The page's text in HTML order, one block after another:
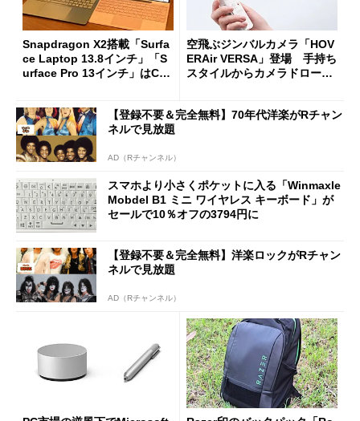
Snapdragon X2搭載「Surfa
ce Laptop 13.8インチ」「S
urface Pro 13インチ」はCop
た
空飛ぶジンバルカメラ「HOV
ERAir VERSA」登場 手持ち
スタイルからカメラドローン
【登録不要＆完全無料】70年代洋楽がRチャン
ネルで見放題
AD（Rチャンネル）
スマホより小さくポケットに入る「Winmaxle
Mobdel B1 ミニ ワイヤレス キーボード」が
セールで10％オフの3794円に
【登録不要＆完全無料】洋楽ロックがRチャン
ネルで見放題
AD（Rチャンネル）